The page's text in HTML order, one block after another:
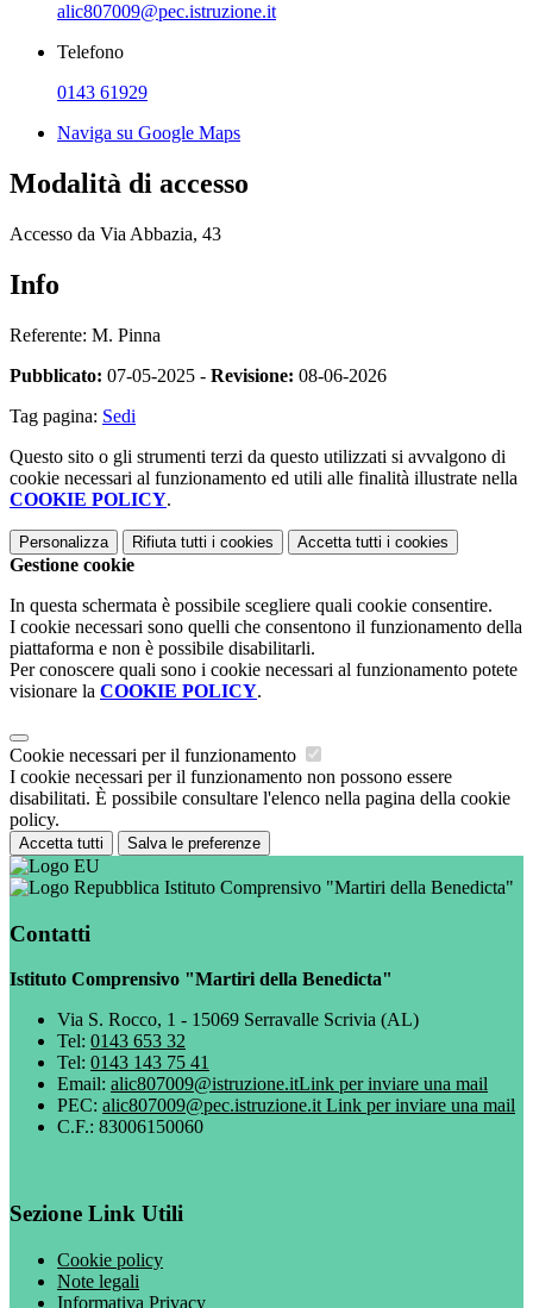
alic807009@pec.istruzione.it
Telefono
0143 61929
Naviga su Google Maps
Modalità di accesso
Accesso da Via Abbazia, 43
Info
Referente: M. Pinna
Pubblicato: 07-05-2025 - Revisione: 08-06-2026
Tag pagina: Sedi
Questo sito o gli strumenti terzi da questo utilizzati si avvalgono di
cookie necessari al funzionamento ed utili alle finalità illustrate nella
COOKIE POLICY.
Personalizza Rifiuta tutti i cookies Accetta tutti i cookies
Gestione cookie
In questa schermata è possibile scegliere quali cookie consentire.
I cookie necessari sono quelli che consentono il funzionamento della
piattaforma e non è possibile disabilitarli.
Per conoscere quali sono i cookie necessari al funzionamento potete
visionare la COOKIE POLICY.
Cookie necessari per il funzionamento
I cookie necessari per il funzionamento non possono essere
disabilitati. È possibile consultare l'elenco nella pagina della cookie
policy.
Accetta tutti Salva le preferenze
Istituto Comprensivo "Martiri della Benedicta"
Contatti
Istituto Comprensivo "Martiri della Benedicta"
Via S. Rocco, 1 - 15069 Serravalle Scrivia (AL)
Tel: 0143 653 32
Tel: 0143 143 75 41
Email: alic807009@istruzione.itLink per inviare una mail
PEC: alic807009@pec.istruzione.itLink per inviare una mail
C.F.: 83006150060
Sezione Link Utili
Cookie policy
Note legali
Informativa Privacy